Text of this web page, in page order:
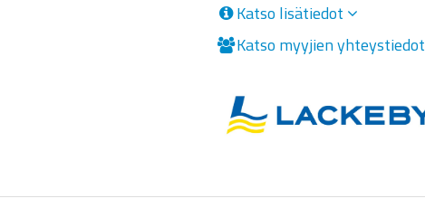
Katso lisätiedot
Katso myyjien yhteystiedot